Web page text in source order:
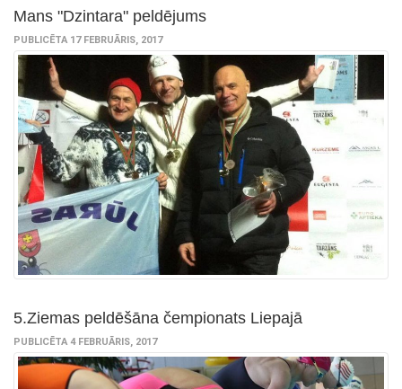
Mans "Dzintara" peldējums
PUBLICĒTA 17 FEBRUĀRIS, 2017
5.Ziemas peldēšāna čempionats Liepajā
PUBLICĒTA 4 FEBRUĀRIS, 2017